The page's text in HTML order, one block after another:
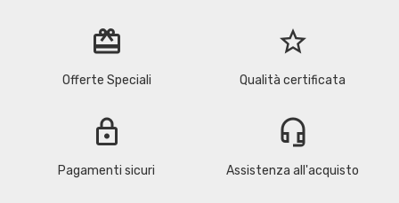
redeem
Offerte Speciali
star_border
Qualità certificata
lock
Pagamenti sicuri
headset_mic
Assistenza all'acquisto